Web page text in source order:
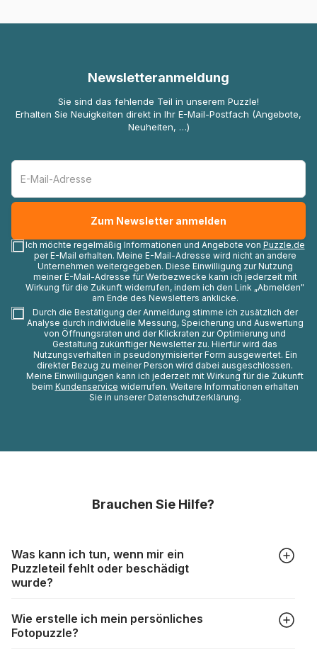
Newsletteranmeldung
Sie sind das fehlende Teil in unserem Puzzle!
Erhalten Sie Neuigkeiten direkt in Ihr E-Mail-Postfach (Angebote,
Neuheiten, …)
Ich möchte regelmäßig Informationen und Angebote von Puzzle.de
per E-Mail erhalten. Meine E-Mail-Adresse wird nicht an andere
Unternehmen weitergegeben. Diese Einwilligung zur Nutzung
meiner E-Mail-Adresse für Werbezwecke kann ich jederzeit mit
Wirkung für die Zukunft widerrufen, indem ich den Link „Abmelden"
am Ende des Newsletters anklicke.
Durch die Bestätigung der Anmeldung stimme ich zusätzlich der
Analyse durch individuelle Messung, Speicherung und Auswertung
von Öffnungsraten und der Klickraten zur Optimierung und
Gestaltung zukünftiger Newsletter zu. Hierfür wird das
Nutzungsverhalten in pseudonymisierter Form ausgewertet. Ein
direkter Bezug zu meiner Person wird dabei ausgeschlossen.
Meine Einwilligungen kann ich jederzeit mit Wirkung für die Zukunft
beim Kundenservice widerrufen. Weitere Informationen erhalten
Sie in unserer Datenschutzerklärung.
Brauchen Sie Hilfe?
Was kann ich tun, wenn mir ein
Puzzleteil fehlt oder beschädigt
wurde?
aber trotzdem kann es vorkommen, dass Teile beschädigt
werden oder verloren gehen. Mit solchen Fällen gehen
Wie erstelle ich mein persönliches
Fotopuzzle?